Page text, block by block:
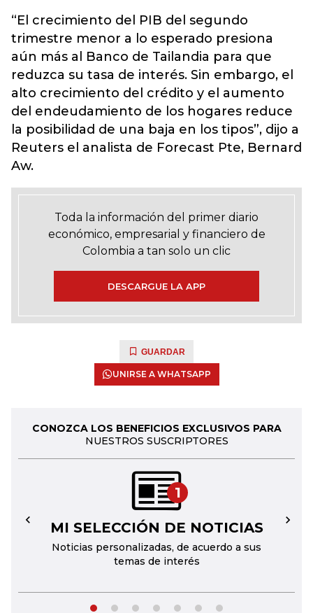
“El crecimiento del PIB del segundo
trimestre menor a lo esperado presiona
aún más al Banco de Tailandia para que
reduzca su tasa de interés. Sin embargo, el
alto crecimiento del crédito y el aumento
del endeudamiento de los hogares reduce
la posibilidad de una baja en los tipos”, dijo a
Reuters el analista de Forecast Pte, Bernard
Aw.
Toda la información del primer diario
económico, empresarial y financiero de
Colombia a tan solo un clic
DESCARGUE LA APP
GUARDAR
UNIRSE A WHATSAPP
CONOZCA LOS BENEFICIOS EXCLUSIVOS PARA
NUESTROS SUSCRIPTORES
1
MI SELECCIÓN DE NOTICIAS
Noticias personalizadas, de acuerdo a sus
temas de interés
← →